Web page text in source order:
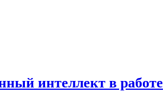
интеллект в работе